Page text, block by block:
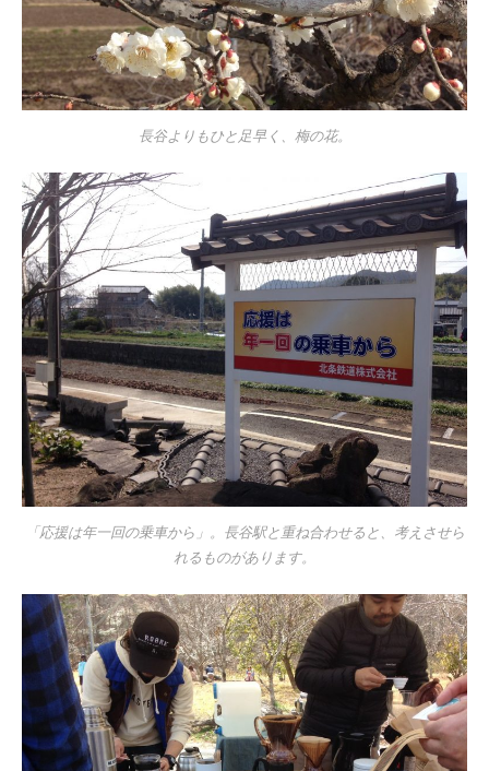
長谷よりもひと足早く、梅の花。
「応援は年一回の乗車から」。長谷駅と重ね合わせると、考えさせら
れるものがあります。